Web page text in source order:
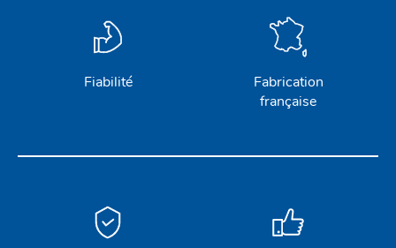
Fiabilité
Fabrication
française